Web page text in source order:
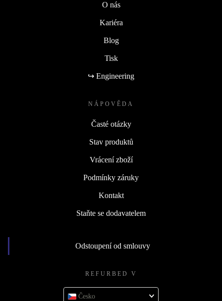
O nás
Kariéra
Blog
Tisk
↪ Engineering
NÁPOVĚDA
Časté otázky
Stav produktů
Vrácení zboží
Podmínky záruky
Kontakt
Staňte se dodavatelem
Odstoupení od smlouvy
REFURBED V
Česko